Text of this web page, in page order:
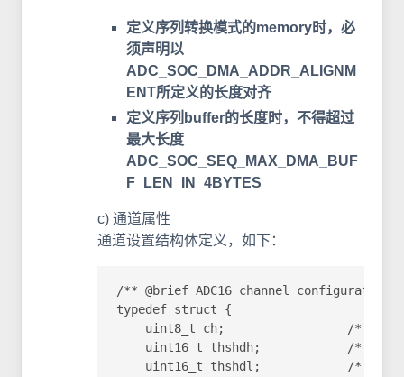
定义序列转换模式的memory时，必
须声明以
ADC_SOC_DMA_ADDR_ALIGNM
ENT所定义的长度对齐
定义序列buffer的长度时，不得超过
最大长度
ADC_SOC_SEQ_MAX_DMA_BUF
F_LEN_IN_4BYTES
c) 通道属性
通道设置结构体定义，如下：
/** @brief ADC16 channel
typedef struct {
uint8_t ch;                 /* 用于
uint16_t thshdh;            /* 用于设
uint16_t thshdl;            /* 用于设